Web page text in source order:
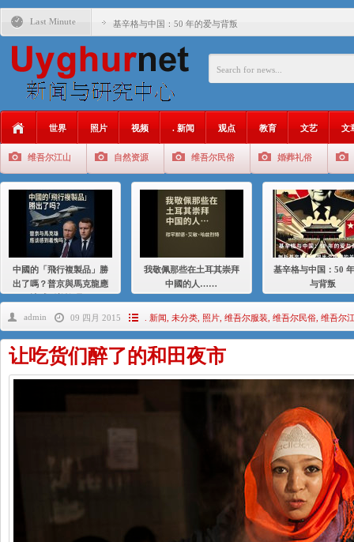
Last Minute 基辛格与中国：50 年的爱与背叛
衝 突 與 聯 盟 美國與中國：百年之舞: 從1900年到2024
年的百年關係
伊利夏提：在自责与内疚中的挣扎
伊利夏提：消失在集中营的红衣女孩
伊利夏提：维吾尔种族灭绝
伊利夏提：满目苍夷2020，难见彼岸2021
世界 照片 视频 . 新闻 观点 教育 文艺 文
维吾尔江山 自然资源 维吾尔民俗 婚葬礼俗
中國的「飛行複製品」勝
出了嗎？普京與馬克龍應
我敬佩那些在土耳其崇拜
中國的人……
基辛格与中国：50
与背叛
admin 09 四月 2015 . 新闻 未分类 照片 维吾尔服装 维吾尔民俗 维吾尔
让吃货们醉了的和田夜市